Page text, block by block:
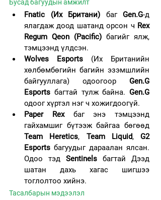
Бусад багуудын амжилт
Fnatic (Их Британи) баг Gen.G-д
ялагдаж доод шатанд орсон ч Rex
Regum Qeon (Pacific) багийг ялж,
тэмцээнд үлдсэн.
Wolves Esports (Их Британийн
хөлбөмбөгийн багийн эзэмшлийн
байгууллага) одоогоор Gen.G
Esports багтай тулж байна. Gen.G
одоог хүртэл нэг ч хожигдоогүй.
Paper Rex баг энэ тэмцээнд
Team Heretics, Team Liquid, G2
Esports багуудыг дараалан ялсан.
Одоо тэд Sentinels багтай Дээд
шатан дахь хагас шигшээ
тоглолтоо хийнэ.
Тасалбарын мэдээлэл